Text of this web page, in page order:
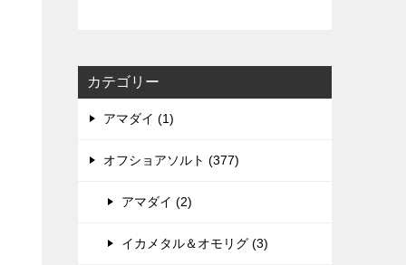
カテゴリー
アマダイ (1)
オフショアソルト (377)
アマダイ (2)
イカメタル＆オモリグ (3)